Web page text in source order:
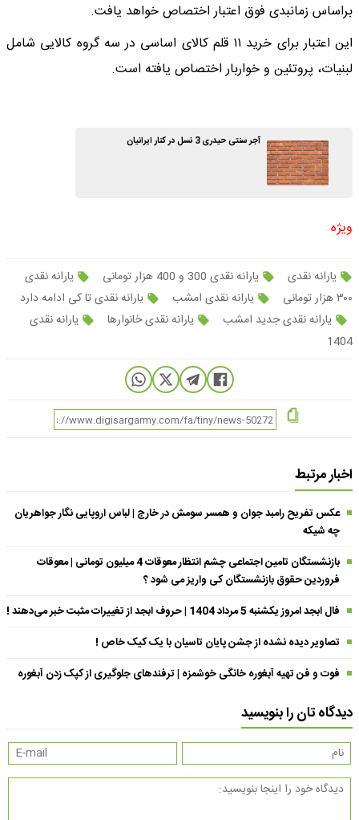
براساس زمانبدی فوق اعتبار اختصاص خواهد یافت.
این اعتبار برای خرید ۱۱ قلم کالای اساسی در سه گروه کالایی شامل
لبنیات، پروتئین و خواربار اختصاص یافته است.
آجر سنتی حیدری 3 نسل در کنار ایرانیان
ویژه
یارانه نقدی یارانه نقدی 300 و 400 هزار تومانی
یارانه نقدی
۳۰۰ هزار تومانی
یارانه نقدی امشب
یارانه نقدی تا کی ادامه دارد
یارانه نقدی جدید امشب
یارانه نقدی خانوارها
یارانه نقدی
1404
اخبار مرتبط
عکس تفریح رامبد جوان و همسر سومش در خارج | لباس اروپایی نگار جواهریان
چه شیکه
بازنشستگان تامین اجتماعی چشم انتظار معوقات 4 میلیون تومانی | معوقات
فروردین حقوق بازنشستگان کی واریز می شود ؟
فال ابجد امروز یکشنبه 5 مرداد 1404 | حروف ابجد از تغییرات مثبت خبر می‌دهند !
تصاویر دیده نشده از جشن پایان تاسیان با یک کیک خاص !
فوت و فن تهیه آبغوره خانگی خوشمزه | ترفندهای جلوگیری از کپک زدن آبغوره
دیدگاه تان را بنویسید